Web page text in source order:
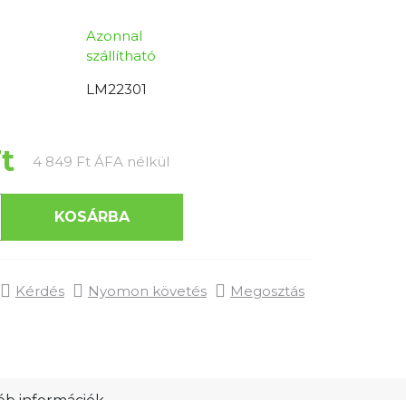
Azonnal
szállítható
LM22301
4 849 Ft ÁFA nélkülEgységár:
KOSÁRBA
Kérdés Nyomon követés Megosztás